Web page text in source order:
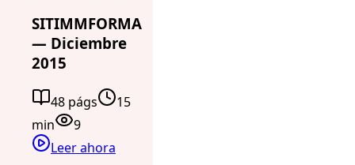
SITIMMFORMA
— Diciembre
2015
48 págs
15
min
9
Leer ahora